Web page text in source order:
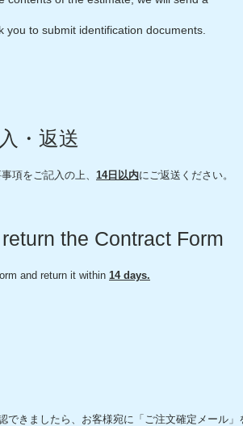
you to submit identification documents.
・返送
項をご記入の上、 14日以内にご返送ください。
the Contract Form
and return it within 14 days.
できましたら、お客様宛に「ご注文確定メール」